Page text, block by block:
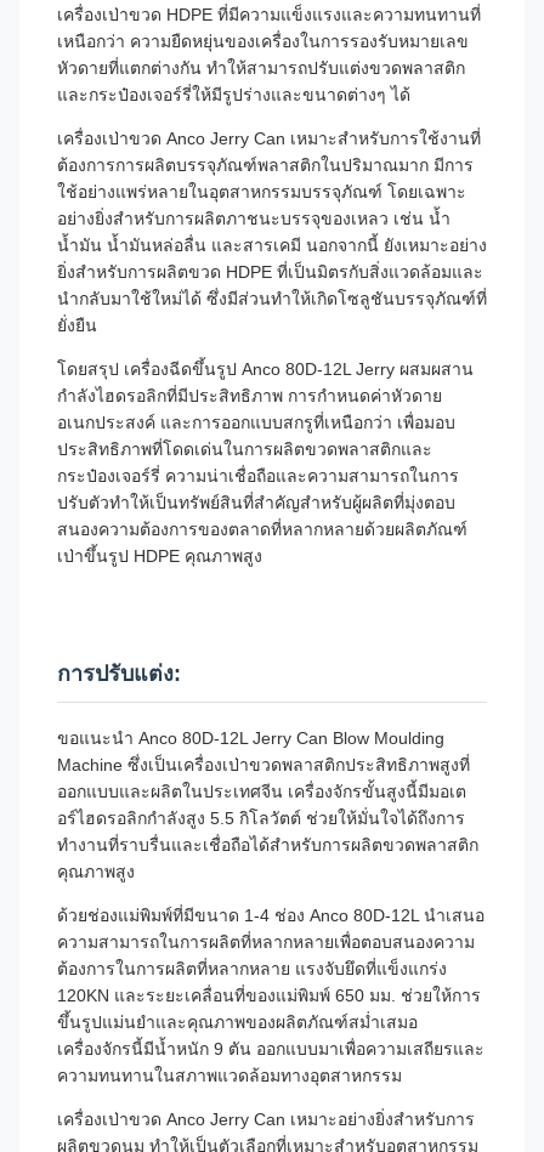
เครื่องเป่าขวด HDPE ที่มีความแข็งแรงและความทนทานที่
เหนือกว่า ความยืดหยุ่นของเครื่องในการรองรับหมายเลข
หัวดายที่แตกต่างกัน ทำให้สามารถปรับแต่งขวดพลาสติก
และกระป๋องเจอร์รี่ให้มีรูปร่างและขนาดต่างๆ ได้
เครื่องเป่าขวด Anco Jerry Can เหมาะสำหรับการใช้งานที่
ต้องการการผลิตบรรจุภัณฑ์พลาสติกในปริมาณมาก มีการ
ใช้อย่างแพร่หลายในอุตสาหกรรมบรรจุภัณฑ์ โดยเฉพาะ
อย่างยิ่งสำหรับการผลิตภาชนะบรรจุของเหลว เช่น น้ำ
น้ำมัน น้ำมันหล่อลื่น และสารเคมี นอกจากนี้ ยังเหมาะอย่าง
ยิ่งสำหรับการผลิตขวด HDPE ที่เป็นมิตรกับสิ่งแวดล้อมและ
นำกลับมาใช้ใหม่ได้ ซึ่งมีส่วนทำให้เกิดโซลูชันบรรจุภัณฑ์ที่
ยั่งยืน
โดยสรุป เครื่องฉีดขึ้นรูป Anco 80D-12L Jerry ผสมผสาน
กำลังไฮดรอลิกที่มีประสิทธิภาพ การกำหนดค่าหัวดาย
อเนกประสงค์ และการออกแบบสกรูที่เหนือกว่า เพื่อมอบ
ประสิทธิภาพที่โดดเด่นในการผลิตขวดพลาสติกและ
กระป๋องเจอร์รี่ ความน่าเชื่อถือและความสามารถในการ
ปรับตัวทำให้เป็นทรัพย์สินที่สำคัญสำหรับผู้ผลิตที่มุ่งตอบ
สนองความต้องการของตลาดที่หลากหลายด้วยผลิตภัณฑ์
เป่าขึ้นรูป HDPE คุณภาพสูง
การปรับแต่ง:
ขอแนะนำ Anco 80D-12L Jerry Can Blow Moulding
Machine ซึ่งเป็นเครื่องเป่าขวดพลาสติกประสิทธิภาพสูงที่
ออกแบบและผลิตในประเทศจีน เครื่องจักรขั้นสูงนี้มีมอเต
อร์ไฮดรอลิกกำลังสูง 5.5 กิโลวัตต์ ช่วยให้มั่นใจได้ถึงการ
ทำงานที่ราบรื่นและเชื่อถือได้สำหรับการผลิตขวดพลาสติก
คุณภาพสูง
ด้วยช่องแม่พิมพ์ที่มีขนาด 1-4 ช่อง Anco 80D-12L นำเสนอ
ความสามารถในการผลิตที่หลากหลายเพื่อตอบสนองความ
ต้องการในการผลิตที่หลากหลาย แรงจับยึดที่แข็งแกร่ง
120KN และระยะเคลื่อนที่ของแม่พิมพ์ 650 มม. ช่วยให้การ
ขึ้นรูปแม่นยำและคุณภาพของผลิตภัณฑ์สม่ำเสมอ
เครื่องจักรนี้มีน้ำหนัก 9 ตัน ออกแบบมาเพื่อความเสถียรและ
ความทนทานในสภาพแวดล้อมทางอุตสาหกรรม
เครื่องเป่าขวด Anco Jerry Can เหมาะอย่างยิ่งสำหรับการ
ผลิตขวดนม ทำให้เป็นตัวเลือกที่เหมาะสำหรับอุตสาหกรรม